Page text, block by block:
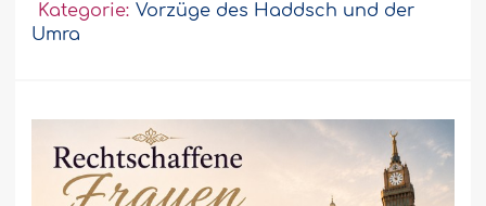
Kategorie: Vorzüge des Haddsch und der
Umra